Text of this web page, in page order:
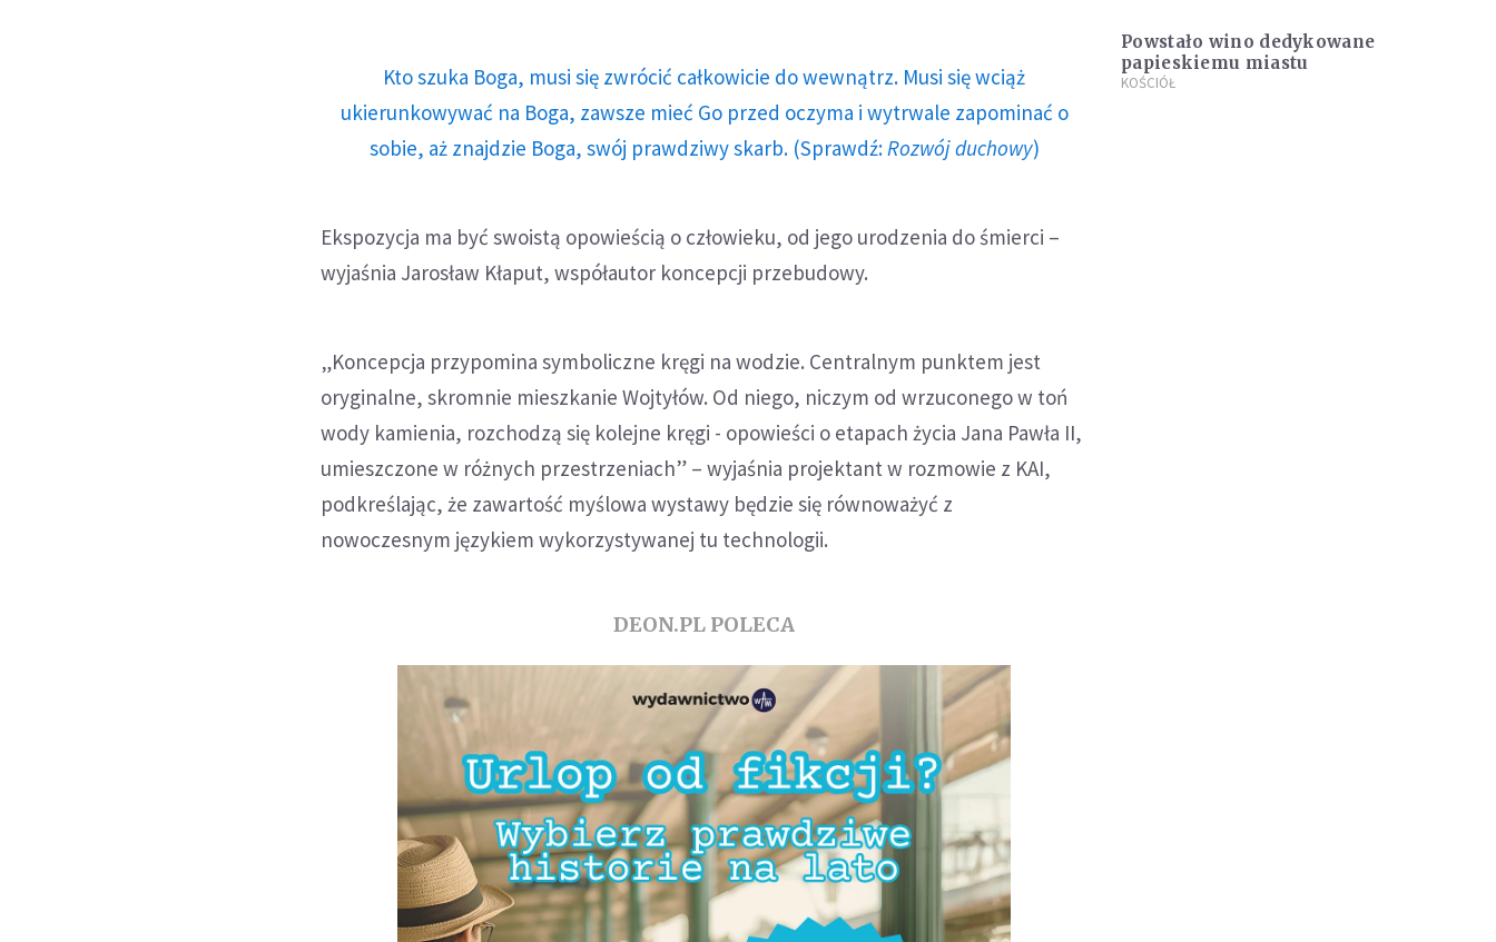
Kto szuka Boga, musi się zwrócić całkowicie do wewnątrz. Musi się wciąż
ukierunkowywać na Boga, zawsze mieć Go przed oczyma i wytrwale zapominać o
sobie, aż znajdzie Boga, swój prawdziwy skarb. (Sprawdź: Rozwój duchowy)
Ekspozycja ma być swoistą opowieścią o człowieku, od jego urodzenia do śmierci –
wyjaśnia Jarosław Kłaput, współautor koncepcji przebudowy.
„Koncepcja przypomina symboliczne kręgi na wodzie. Centralnym punktem jest
oryginalne, skromnie mieszkanie Wojtyłów. Od niego, niczym od wrzuconego w toń
wody kamienia, rozchodzą się kolejne kręgi - opowieści o etapach życia Jana Pawła II,
umieszczone w różnych przestrzeniach” – wyjaśnia projektant w rozmowie z KAI,
podkreślając, że zawartość myślowa wystawy będzie się równoważyć z
nowoczesnym językiem wykorzystywanej tu technologii.
DEON.PL POLECA
Powstało wino dedykowane
papieskiemu miastu
KOŚCIÓŁ